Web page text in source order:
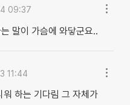
09:37
말이 가슴에 와닿군요..
11:44
하는 기다림 그 자체가